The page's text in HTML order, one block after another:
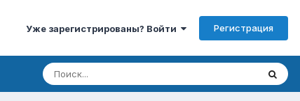
Уже зарегистрированы? Войти Регистрация